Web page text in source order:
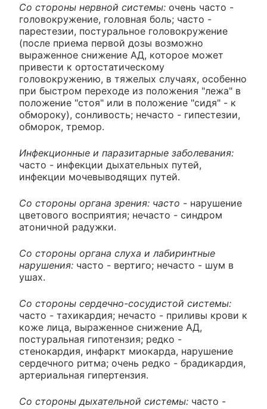
Со стороны нервной системы: очень часто -
головокружение, головная боль; часто -
парестезии, постуральное головокружение
(после приема первой дозы возможно
выраженное снижение АД, которое может
привести к ортостатическому
головокружению, в тяжелых случаях, особенно
при быстром переходе из положения "лежа" в
положение "стоя" или в положение "сидя" - к
обмороку), сонливость; нечасто - гипестезии,
обморок, тремор.
Инфекционные и паразитарные заболевания:
часто - инфекции дыхательных путей,
инфекции мочевыводящих путей.
Со стороны органа зрения: часто - нарушение
цветового восприятия; нечасто - синдром
атоничной радужки.
Со стороны органа слуха и лабиринтные
нарушения: часто - вертиго; нечасто - шум в
ушах.
Со стороны сердечно-сосудистой системы:
часто - тахикардия; нечасто - приливы крови к
коже лица, выраженное снижение АД,
постуральная гипотензия; редко -
стенокардия, инфаркт миокарда, нарушение
сердечного ритма; очень редко - брадикардия,
артериальная гипертензия.
Со стороны дыхательной системы: часто -